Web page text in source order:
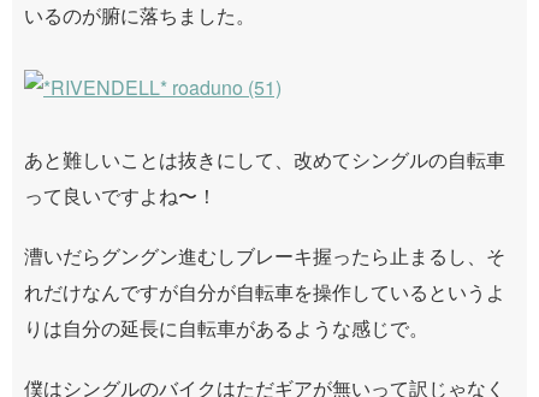
いるのが腑に落ちました。
あと難しいことは抜きにして、改めてシングルの自転車
って良いですよね〜！
漕いだらグングン進むしブレーキ握ったら止まるし、そ
れだけなんですが自分が自転車を操作しているというよ
りは自分の延長に自転車があるような感じで。
僕はシングルのバイクはただギアが無いって訳じゃなく